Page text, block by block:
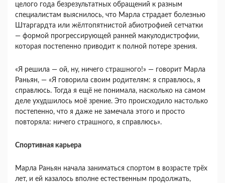
целого года безрезультатных обращений к разным
специалистам выяснилось, что Марла страдает болезнью
Штаргардта или жёлтопятнистой абиотрофией сетчатки
— формой прогрессирующей ранней макулодистрофии,
которая постепенно приводит к полной потере зрения.
«Я решила — ой, ну, ничего страшного!» — говорит Марла
Раньян, — «Я говорила своим родителям: я справлюсь, я
справлюсь. Тогда я ещё не понимала, насколько на самом
деле ухудшилось моё зрение. Это происходило настолько
постепенно, что я даже не замечала этого и просто
повторяла: ничего страшного, я справлюсь».
Спортивная карьера
Марла Раньян начала заниматься спортом в возрасте трёх
лет, и ей казалось вполне естественным продолжать,